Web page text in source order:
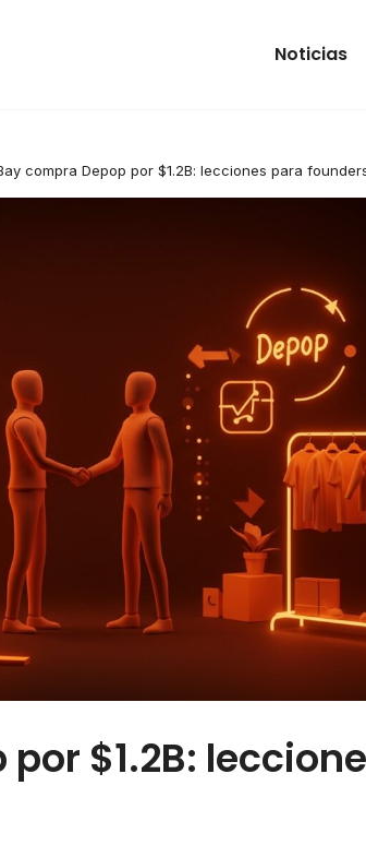
Noticias
compra Depop por $1.2B: lecciones para
$1.2B: